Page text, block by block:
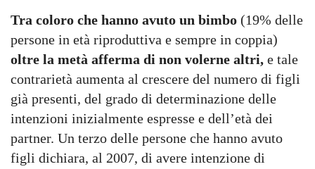
Tra coloro che hanno avuto un bimbo (19% delle
persone in età riproduttiva e sempre in coppia)
oltre la metà afferma di non volerne altri, e tale
contrarietà aumenta al crescere del numero di figli
già presenti, del grado di determinazione delle
intenzioni inizialmente espresse e dell’età dei
partner. Un terzo delle persone che hanno avuto
figli dichiara, al 2007, di avere intenzione di